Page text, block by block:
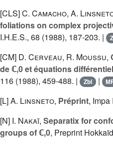
[CLS]C. Camacho, A.
foliations on complex
I.H.E.S., 68 (1988), 187-203. |
[CM] D. Cerveau, R. Moussu,
de ℂ,0 et équations
116 (1988), 459-488. |
Zbl |
[L]A. Linsneto, Préprint, Impa
[N] I. Nakaï, Separatix for
groups of ℂ,0, Preprint